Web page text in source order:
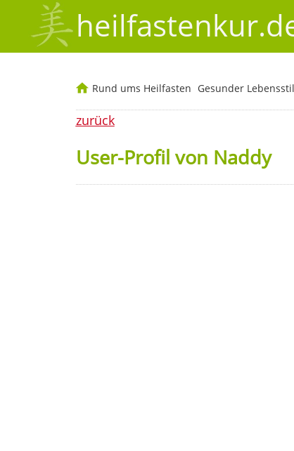
Rund ums Heilfasten Gesunder Lebensstil
zurück
User-Profil von Naddy